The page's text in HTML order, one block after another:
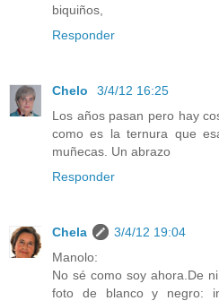
biquiños,
Responder
Chelo
3/4/12 16:25
Los años pasan pero hay
como es la ternura que
muñecas. Un abrazo
Responder
Chela
3/4/12 19:04
Manolo:
No sé como soy ahora.De
foto de blanco y negro: